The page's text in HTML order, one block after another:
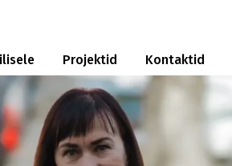
Projektid Kontaktid